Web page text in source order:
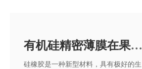
有机硅精密薄膜在果蔬保鲜中的应用
硅橡胶是一种新型材料，具有极好的生